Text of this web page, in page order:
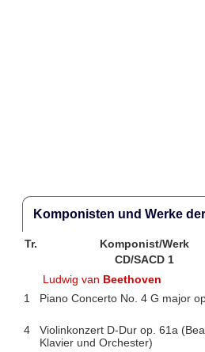
Komponisten und Werke
Tr. Komponist/Werk
CD/SACD 1
Ludwig van Beethoven
1
Piano Concerto No. 4 G major
4
Violinkonzert D-Dur op. 61a
Klavier und Orchester)